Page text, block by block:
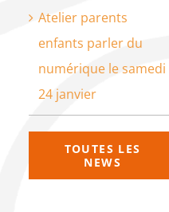
Atelier parents
enfants parler du
numérique le samedi
24 janvier
TOUTES LES
NEWS